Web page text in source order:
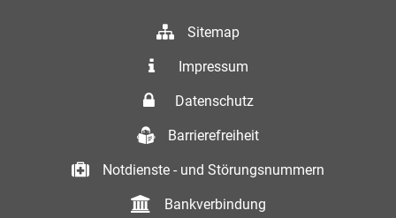
Sitemap
Impressum
Datenschutz
Barrierefreiheit
Notdienste - und Störungsnummern
Bankverbindung